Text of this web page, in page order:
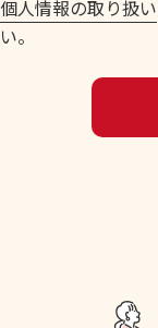
。
個人情報の取り扱い
い。